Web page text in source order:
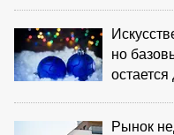
но
Рынок